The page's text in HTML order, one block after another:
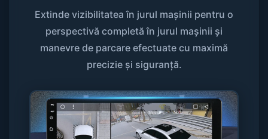
Extinde vizibilitatea în jurul mașinii pentru o
perspectivă completă în jurul mașinii și
manevre de parcare efectuate cu maximă
precizie și siguranță.